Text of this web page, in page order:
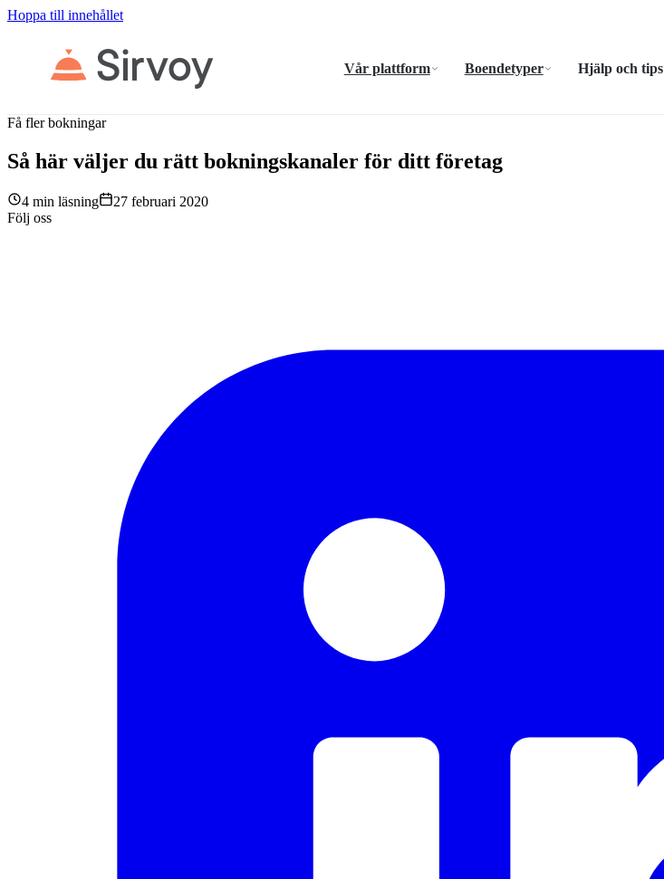
Hoppa till innehållet
Vår plattform Boendetyper Hjälp och tips
Få fler bokningar
Så här väljer du rätt bokningskanaler för ditt företag
4 min läsning
27 februari 2020
Följ oss